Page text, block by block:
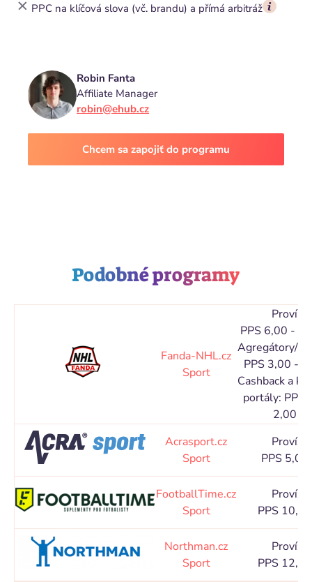
PPC na klíčová slova (vč. brandu) a přímá arbitráž
Robin Fanta
Affiliate Manager
robin@ehub.cz
Chcem sa zapojiť do programu
Podobné programy
Fanda-NHL.cz
Sport
Provízia
PPS 6,00 -
Agregátory/
PPS 3,00 -
Cashback a
portály: PPS
2,00 %
Acrasport.cz
Sport
Provízia
PPS 5,00
FootballTime.cz
Sport
Provízia
PPS
Northman.cz
Sport
Provízia
PPS